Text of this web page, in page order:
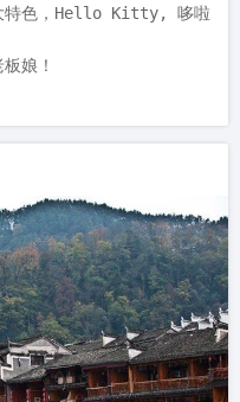
大特色，Hello Kitty, 哆啦
娘！